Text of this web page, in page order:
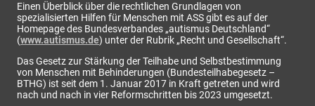
Einen Überblick über die rechtlichen Grundlagen von
spezialisierten Hilfen für Menschen mit ASS gibt es auf der
Homepage des Bundesverbandes „autismus Deutschland“
(www.autismus.de) unter der Rubrik „Recht und Gesellschaft“.
Das Gesetz zur Stärkung der Teilhabe und Selbstbestimmung
von Menschen mit Behinderungen (Bundesteilhabegesetz –
BTHG) ist seit dem 1. Januar 2017 in Kraft getreten und wird
nach und nach in vier Reformschritten bis 2023 umgesetzt.